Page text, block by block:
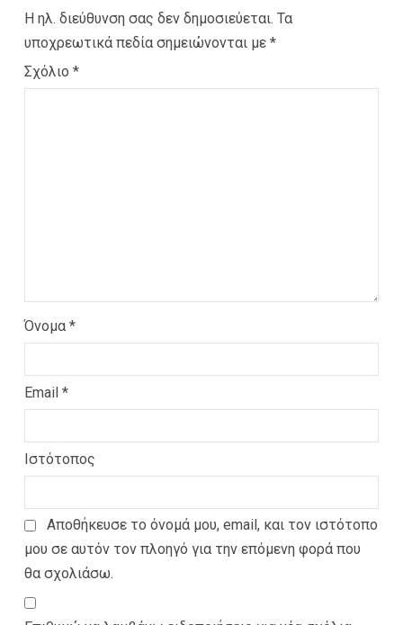
Η ηλ. διεύθυνση σας δεν δημοσιεύεται. Τα
υποχρεωτικά πεδία σημειώνονται με *
Σχόλιο *
Όνομα *
Email *
Ιστότοπος
Αποθήκευσε το όνομά μου, email, και τον ιστότοπο
μου σε αυτόν τον πλοηγό για την επόμενη φορά που
θα σχολιάσω.